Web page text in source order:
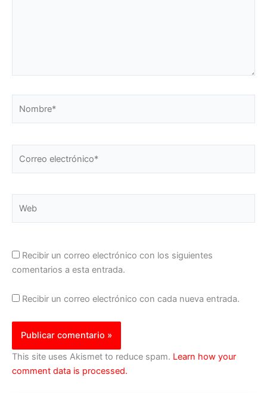
electrónico*
Recibir un correo electrónico con los siguientes
comentarios a esta entrada.
Recibir un correo electrónico con cada nueva entrada.
This site uses Akismet to reduce spam. Learn how your
comment data is processed.